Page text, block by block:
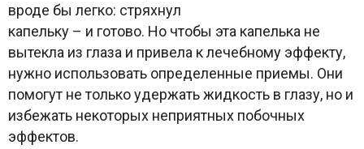
вроде бы легко: стряхнул
капельку – и готово. Но чтобы эта капелька не
вытекла из глаза и привела к лечебному эффекту,
нужно использовать определенные приемы. Они
помогут не только удержать жидкость в глазу, но и
избежать некоторых неприятных побочных
эффектов.